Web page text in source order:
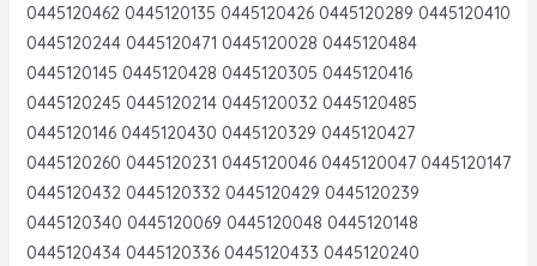
0445120462 0445120135 0445120426 0445120289 0445120410
0445120244 0445120471 0445120028 0445120484
0445120145 0445120428 0445120305 0445120416
0445120245 0445120214 0445120032 0445120485
0445120146 0445120430 0445120329 0445120427
0445120260 0445120231 0445120046 0445120047 0445120147
0445120432 0445120332 0445120429 0445120239
0445120340 0445120069 0445120048 0445120148
0445120434 0445120336 0445120433 0445120240